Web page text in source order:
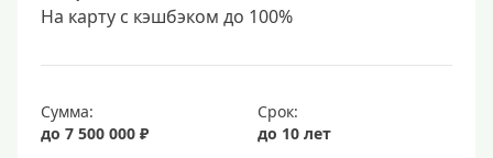
На карту с кэшбэком до 100%
Сумма:
до 7 500 000 ₽
Срок:
до 10 лет